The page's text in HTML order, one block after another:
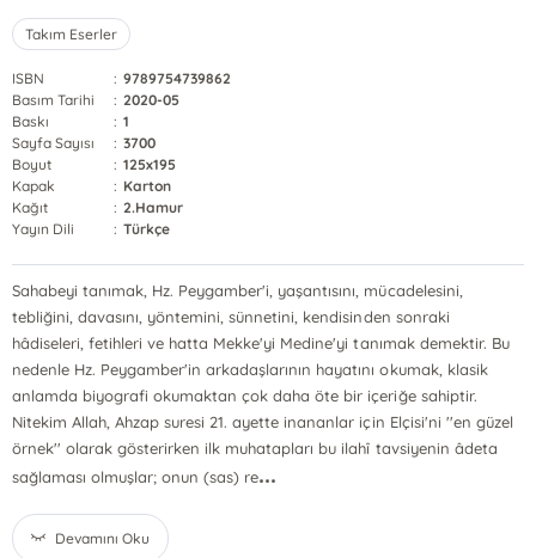
Takım Eserler
ISBN : 9789754739862
Basım Tarihi
: 2020-05
Baskı
: 1
Sayfa Sayısı
: 3700
Boyut
: 125x195
Kapak
: Karton
Kağıt
: 2.Hamur
Yayın Dili
: Türkçe
Sahabeyi tanımak, Hz. Peygamber'i, yaşantısını, mücadelesini,
tebliğini, davasını, yöntemini, sünnetini, kendisinden sonraki
hâdiseleri, fetihleri ve hatta Mekke'yi Medine'yi tanımak demektir. Bu
nedenle Hz. Peygamber'in arkadaşlarının hayatını okumak, klasik
anlamda biyografi okumaktan çok daha öte bir içeriğe sahiptir.
Nitekim Allah, Ahzap suresi 21. ayette inananlar için Elçisi'ni ''en güzel
örnek'' olarak gösterirken ilk muhatapları bu ilahî tavsiyenin âdeta
sağlaması olmuşlar; onun (sas) re...
Devamını Oku